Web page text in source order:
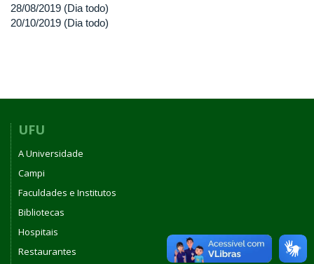
28/08/2019 (Dia todo)
20/10/2019 (Dia todo)
UFU
A Universidade
Campi
Faculdades e Institutos
Bibliotecas
Hospitais
Restaurantes